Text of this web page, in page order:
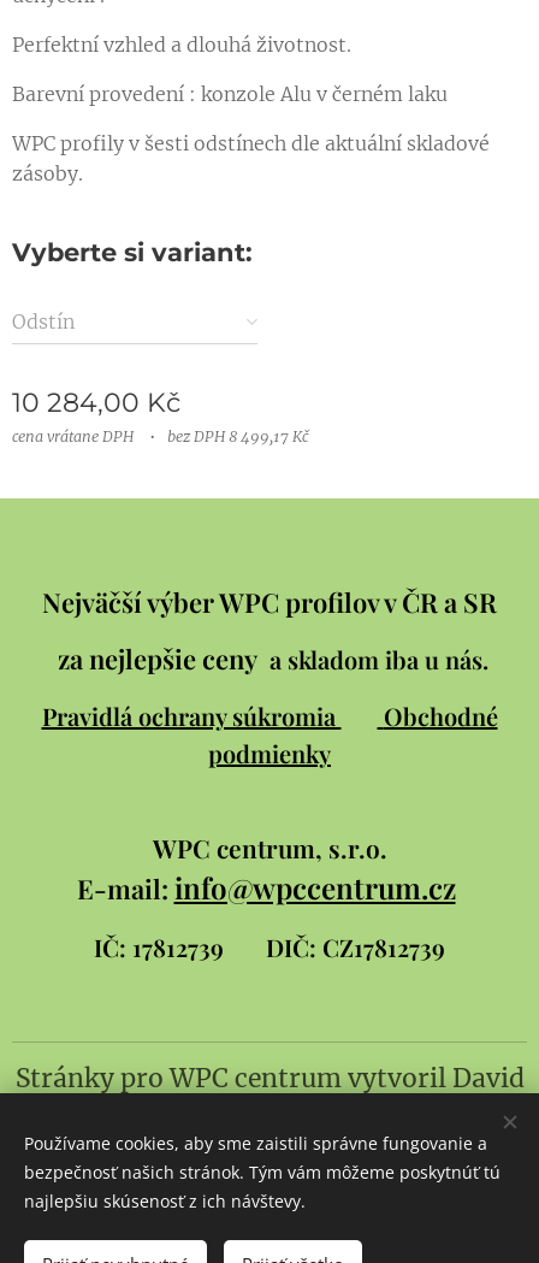
Perfektní vzhled a dlouhá životnost.
Barevní provedení : konzole Alu v černém laku
WPC profily v šesti odstínech dle aktuální skladové
zásoby.
Vyberte si variant:
Odstín
10 284,00 Kč
cena vrátane DPH bez DPH 8 499,17 Kč
Nejväčší výber WPC profilov v ČR a SR
za nejlepšie ceny a skladom iba u nás.
Pravidlá ochrany súkromia
Obchodné
podmienky
WPC centrum, s.r.o.
E-mail: info@wpccentrum.cz
IČ: 17812739 DIČ: CZ17812739
Stránky pro WPC centrumvytvorilDavid
Cookies
Jazyky
Čeština
Slovenčina English
Používame cookies, aby sme zaistili správne fungovanie a
bezpečnosť našich stránok. Tým vám môžeme poskytnúť tú
najlepšiu skúsenosť z ich návštevy.